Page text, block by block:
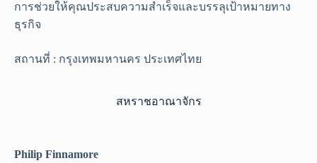
การช่วยให้คุณประสบความสำเร็จและบรรลุเป้าหมายทาง
ธุรกิจ
สถานที่ : กรุงเทพมหานคร ประเทศไทย
สหราชอาณาจักร
Philip Finnamore